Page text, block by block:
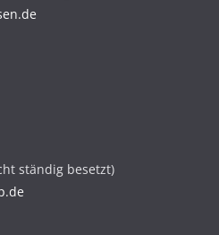
ständig besetzt)